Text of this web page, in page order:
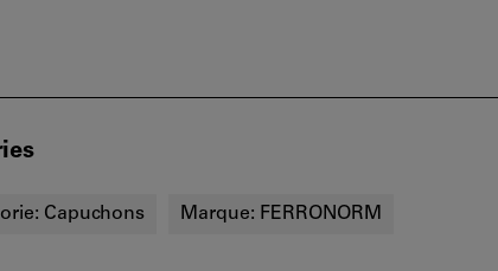
Capuchons Marque: FERRONORM